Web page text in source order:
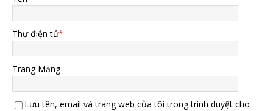
Thư điện tử*
Trang Mạng
Lưu tên, email và trang web của tôi trong trình duyệt cho